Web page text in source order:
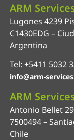
ARM
Lugones 4239
C1430EDG –
Argentina
Tel: +5411 5032
info@arm-
ARM
Antonio Bellet
7500494 –
Chile